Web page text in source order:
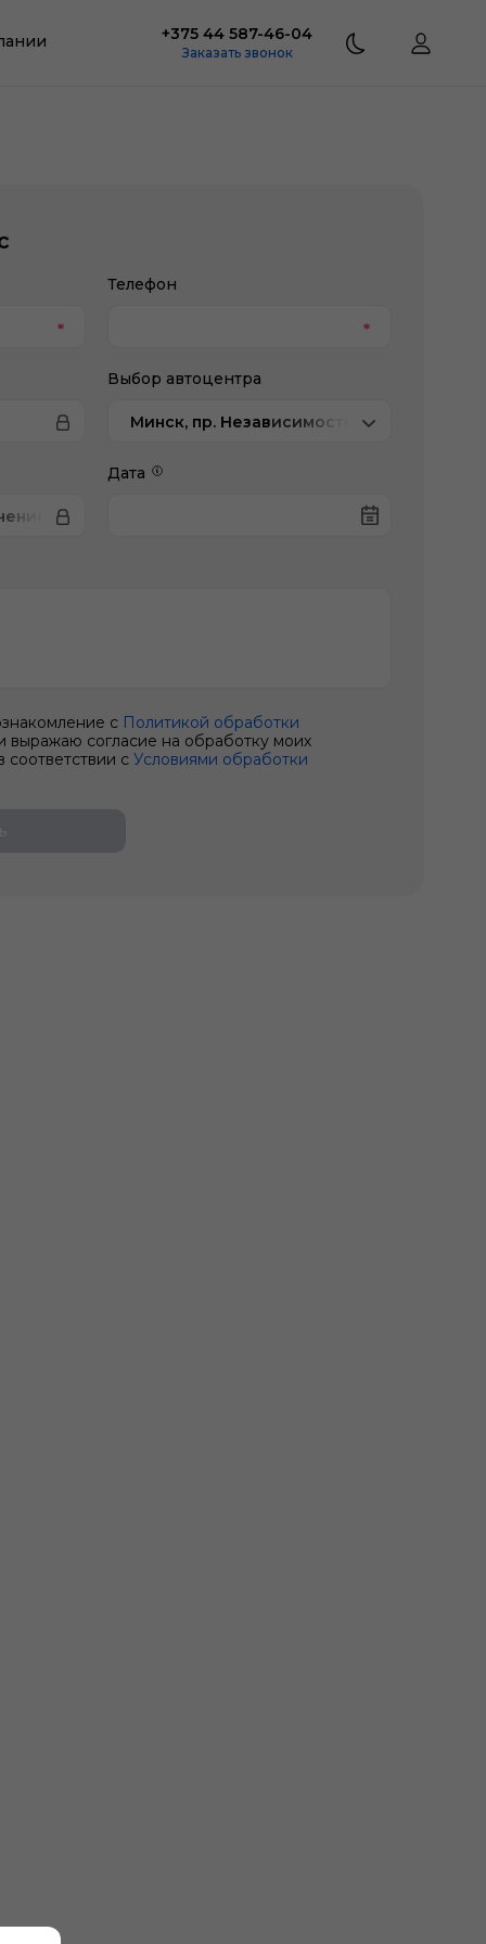
+375 44 587-46-04
Заказать звонок
Телефон
Выбор автоцентра
Минск, пр. Независимости, 202/1, Jetour
видеорегистратора
Дата
с Политикой обработки
выражаю согласие на обработку моих
соответствии с Условиями обработки